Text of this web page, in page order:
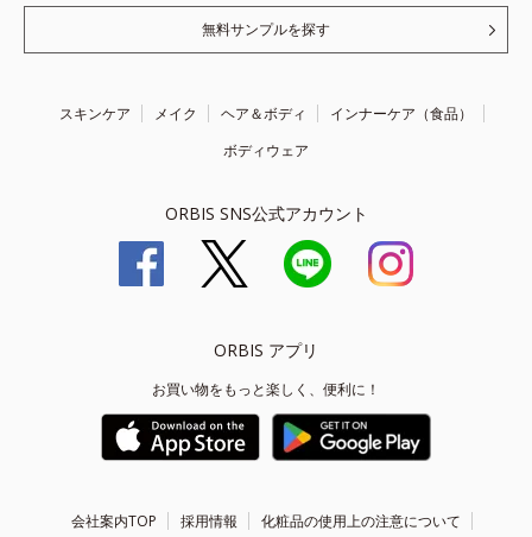
無料サンプルを探す
スキンケア メイク ヘア＆ボディ
インナーケア（食品）
ボディウェア
ORBIS SNS公式アカウント
ORBIS アプリ
お買い物をもっと楽しく、便利に！
会社案内TOP 採用情報 化粧品の使用上の注意について